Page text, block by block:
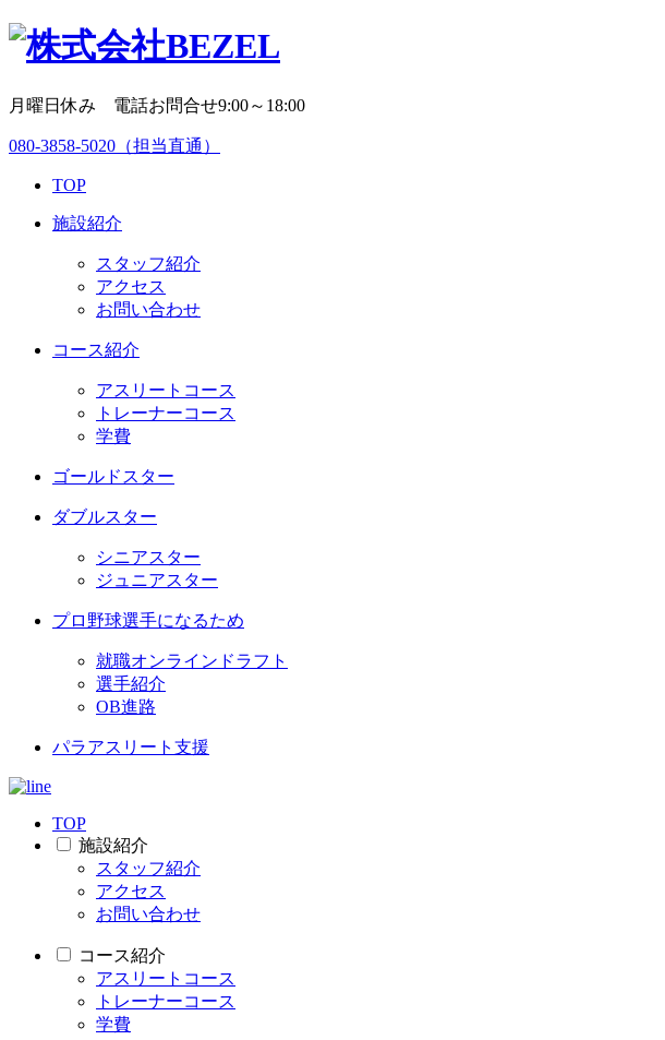
月曜日休み 電話お問合せ9:00～18:00
080-3858-5020 （担当直通）
TOP
施設紹介
スタッフ紹介
アクセス
お問い合わせ
コース紹介
アスリートコース
トレーナーコース
学費
ゴールドスター
ダブルスター
シニアスター
ジュニアスター
プロ野球選手になるため
就職オンラインドラフト
選手紹介
OB進路
パラアスリート支援
TOP
施設紹介
スタッフ紹介
アクセス
お問い合わせ
コース紹介
アスリートコース
トレーナーコース
学費